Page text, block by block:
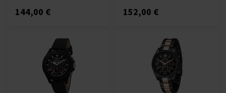
144,00 € 152,00 €